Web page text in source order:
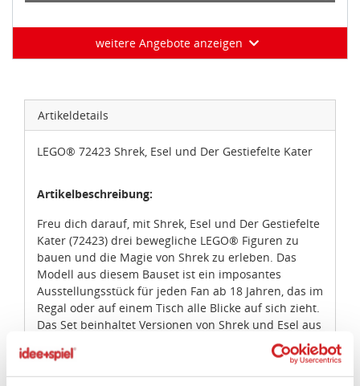
weitere Angebote anzeigen
Artikeldetails
LEGO® 72423 Shrek, Esel und Der Gestiefelte Kater
Artikelbeschreibung:
Freu dich darauf, mit Shrek, Esel und Der Gestiefelte
Kater (72423) drei bewegliche LEGO® Figuren zu
bauen und die Magie von Shrek zu erleben. Das
Modell aus diesem Bauset ist ein imposantes
Ausstellungsstück für jeden Fan ab 18 Jahren, das im
Regal oder auf einem Tisch alle Blicke auf sich zieht.
Das Set beinhaltet Versionen von Shrek und Esel aus
LEGO Steinen sowie die Minifigur Der Gestiefelte
Kater. Alle Figuren stehen auf einem Sumpf-Sockel
mit dem klassischen Warnschild „Beware Ogre!“.